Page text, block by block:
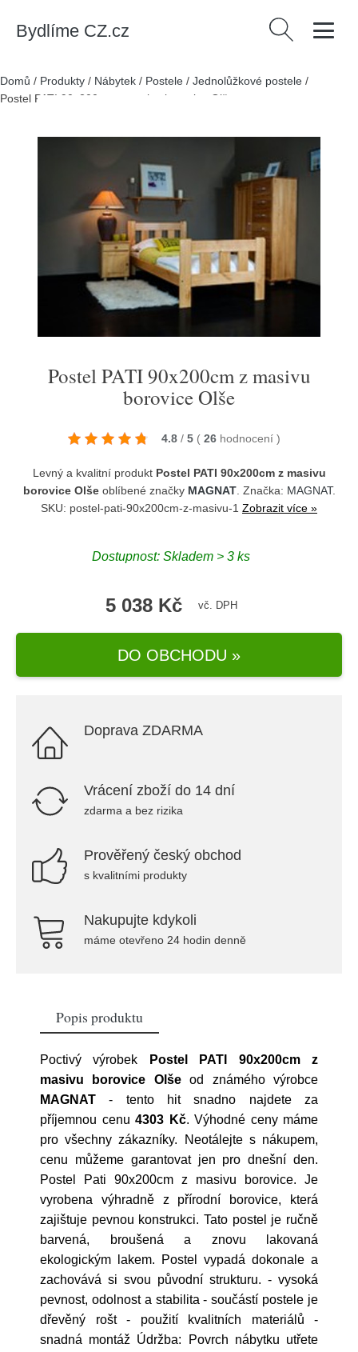
Bydlíme CZ.cz Vyhledávání
Domů / Produkty / Nábytek / Postele / Jednolůžkové postele /
Postel PATI 90x200cm z masivu borovice Olše
Postel PATI 90x200cm z masivu
borovice Olše
4.8 / 5 ( 26 hodnocení )
Levný a kvalitní produkt Postel PATI 90x200cm z masivu
borovice Olšeoblíbené značky MAGNAT. Značka: MAGNAT.
SKU: postel-pati-90x200cm-z-masivu-1 Zobrazit více »
Dostupnost: Skladem > 3 ks
5 038 Kč vč. DPH
DO OBCHODU »
Doprava ZDARMA
Vrácení zboží do 14 dní
zdarma a bez rizika
Prověřený český obchod
s kvalitními produkty
Nakupujte kdykoli
máme otevřeno 24 hodin denně
Popis produktu
Poctivý výrobek
Postel PATI 90x200cm z
masivu borovice Olšeod známého výrobce
MAGNAT - tento hit snadno najdete za
příjemnou cenu 4303 Kč. Výhodné ceny máme
pro všechny zákazníky. Neotálejte s nákupem,
cenu můžeme garantovat jen pro dnešní den.
Postel Pati 90x200cm z masivu borovice. Je
vyrobena výhradně z přírodní borovice, která
zajištuje pevnou konstrukci. Tato postel je ručně
barvená, broušená a znovu lakovaná
ekologickým lakem. Postel vypadá dokonale a
zachovává si svou původní strukturu. - vysoká
pevnost, odolnost a stabilita - součástí postele je
dřevěný rošt - použití kvalitních materiálů -
snadná montáž Údržba: Povrch nábytku utřete